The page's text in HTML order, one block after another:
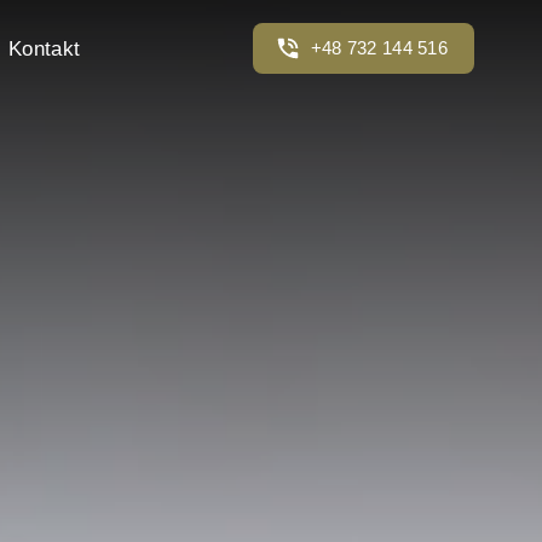
Kontakt +48 732 144 516